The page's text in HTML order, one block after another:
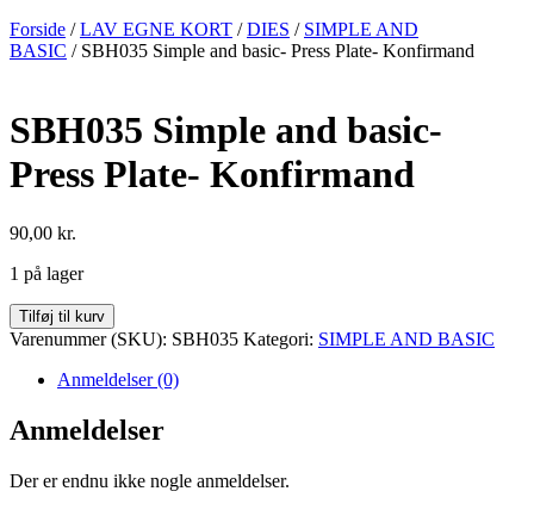
Forside /LAV EGNE KORT /DIES / SIMPLE AND
BASIC / SBH035 Simple and basic- Press Plate- Konfirmand
SBH035 Simple and basic-
Press Plate- Konfirmand
90,00 kr.
1 på lager
SBH035
Simple
basic-
Plate-
Konfirmand
Tilføj til kurv
Varenummer (SKU): SBH035 Kategori: SIMPLE AND BASIC
Anmeldelser (0)
Anmeldelser
Der er endnu ikke nogle anmeldelser.